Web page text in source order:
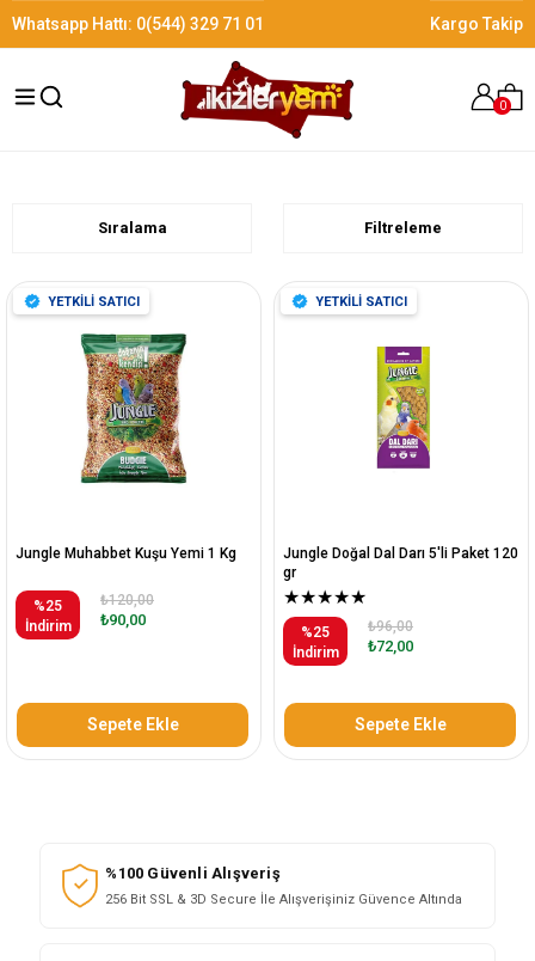
Whatsapp Hattı: 0(544) 329 71 01 Kargo Takip
0
Filtreleme
Sıralama
Jungle Muhabbet Kuşu Yemi 1 Kg
%25
İndirim
₺90,00
₺120,00
Sepete Ekle
YETKİLİ SATICI
Jungle Doğal Dal Darı 5'li Paket 120
gr
★★★★★
%25
İndirim
₺72,00
₺96,00
Sepete Ekle
YETKİLİ SATICI
%100 Güvenli Alışveriş
256 Bit SSL & 3D Secure İle Alışverişiniz Güvence Altında